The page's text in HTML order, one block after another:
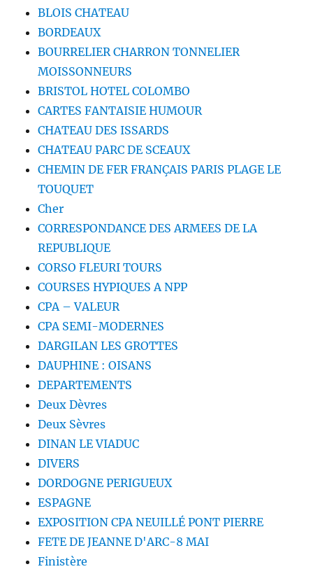
BLOIS CHATEAU
BORDEAUX
BOURRELIER CHARRON TONNELIER
MOISSONNEURS
BRISTOL HOTEL COLOMBO
CARTES FANTAISIE HUMOUR
CHATEAU DES ISSARDS
CHATEAU PARC DE SCEAUX
CHEMIN DE FER FRANÇAIS PARIS PLAGE LE
TOUQUET
Cher
CORRESPONDANCE DES ARMEES DE LA
REPUBLIQUE
CORSO FLEURI TOURS
COURSES HYPIQUES A NPP
CPA – VALEUR
CPA SEMI-MODERNES
DARGILAN LES GROTTES
DAUPHINE : OISANS
DEPARTEMENTS
Deux Dèvres
Deux Sèvres
DINAN LE VIADUC
DIVERS
DORDOGNE PERIGUEUX
ESPAGNE
EXPOSITION CPA NEUILLÉ PONT PIERRE
FETE DE JEANNE D'ARC-8 MAI
Finistère